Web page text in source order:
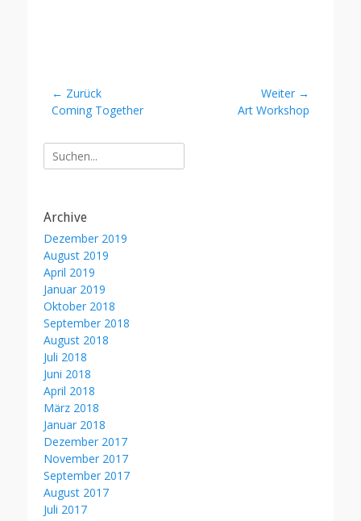
Beitragsnavigation
← Zurück
Vorheriger
Coming Together
Weiter →
Art Workshop
Suche
nach:
Archive
Dezember 2019
August 2019
April 2019
Januar 2019
Oktober 2018
September 2018
August 2018
Juli 2018
Juni 2018
April 2018
März 2018
Januar 2018
Dezember 2017
November 2017
September 2017
August 2017
Juli 2017